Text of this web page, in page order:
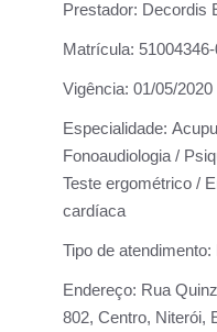
Prestador: Decordis
Matrícula:
Vigência: 01/05/2020
Especialidade:
Fonoaudiologia /
Teste ergométrico /
cardíaca
Tipo de atendimento:
Endereço: Rua
802, Centro, Niterói,